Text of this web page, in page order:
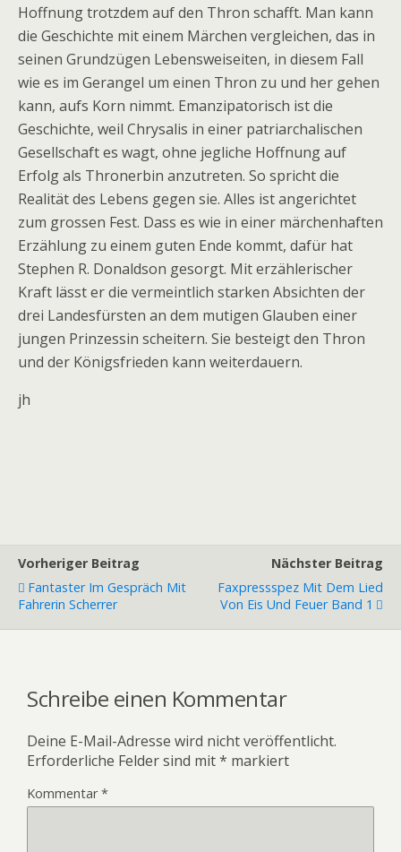
Hoffnung trotzdem auf den Thron schafft. Man kann
die Geschichte mit einem Märchen vergleichen, das in
seinen Grundzügen Lebensweiseiten, in diesem Fall
wie es im Gerangel um einen Thron zu und her gehen
kann, aufs Korn nimmt. Emanzipatorisch ist die
Geschichte, weil Chrysalis in einer patriarchalischen
Gesellschaft es wagt, ohne jegliche Hoffnung auf
Erfolg als Thronerbin anzutreten. So spricht die
Realität des Lebens gegen sie. Alles ist angerichtet
zum grossen Fest. Dass es wie in einer märchenhaften
Erzählung zu einem guten Ende kommt, dafür hat
Stephen R. Donaldson gesorgt. Mit erzählerischer
Kraft lässt er die vermeintlich starken Absichten der
drei Landesfürsten an dem mutigen Glauben einer
jungen Prinzessin scheitern. Sie besteigt den Thron
und der Königsfrieden kann weiterdauern.
jh
Vorheriger Beitrag
Fantaster Im Gespräch Mit
Fahrerin Scherrer
Nächster Beitrag
Faxpressspez Mit Dem Lied
Von Eis Und Feuer Band 1
Schreibe einen Kommentar
Deine E-Mail-Adresse wird nicht veröffentlicht.
Erforderliche Felder sind mit* markiert
Kommentar*